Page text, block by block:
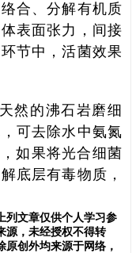
合、分解有机质
表面张力，间接
节中，活菌效果
然的沸石岩磨细
可去除水中氨氮
如果将光合细菌
底层有毒物质，
列文章仅供个人学习参
源，未经授权不得转
创外均来源于网络，